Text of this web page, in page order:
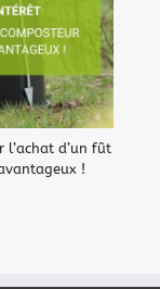
d’un fût
!